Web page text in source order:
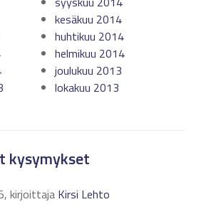
kesäkuu 2014
huhtikuu 2014
helmikuu 2014
joulukuu 2013
lokakuu 2013
kysymykset
kirjoittaja Kirsi Lehto